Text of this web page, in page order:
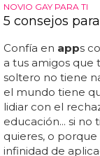
NOVIO GAY PARA TI
5 consejos
Confía en apps
a tus amigos que
soltero no tiene
el mundo tiene
lidiar con el
educación... si
quieres, o porque
infinidad de